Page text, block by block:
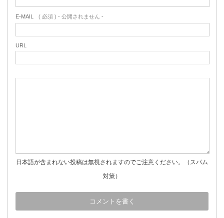
E-MAIL ( 必須 ) - 公開されません -
URL
日本語が含まれない投稿は無視されますのでご注意ください。（スパム
対策）